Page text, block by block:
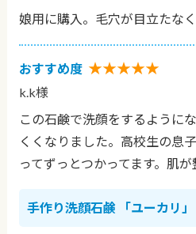
娘用に購入。毛穴が目立たなく
おすすめ度 ★★★★★
k.k様
この石鹸で洗顔をするように
くくなりました。高校生の息
ってずっとつかってます。肌が
手作り洗顔石鹸 「ユーカリ」